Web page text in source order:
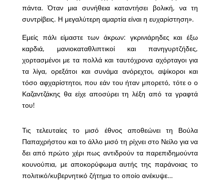
πάντα. Όταν μια συνήθεια καταντήσει βολική, να τη
συντρίβεις. Η μεγαλύτερη αμαρτία είναι η ευχαρίστηση».
Εμείς πάλι είμαστε των άκρων: γκρινιάρηδες και έξω
καρδιά, μανιοκαταθλιπτικοί και πανηγυρτζήδες,
χορτασμένοι με τα πολλά και ταυτόχρονα αχόρταγοι για
τα λίγα, ορεξάτοι και συνάμα ανόρεχτοι, αψίκοροι και
τόσο αφχαρίστητοι, που εάν του ήταν μπορετό, τότε ο ο
Καζαντζάκης θα είχε αποσύρει τη λέξη από τα γραφτά
του!
Τις τελευταίες το μισό έθνος αποθεώνει τη Βούλα
Παπαχρήστου και το άλλο μισό τη ρίχνει στο Νείλο για να
δει από πρώτο χέρι πως αντιδρούν τα παρεπιδημούντα
κουνούπια, με αποκορύφωμα αυτής της παράνοιας το
πολιτικό/κυβερνητικό ζήτημα το οποίο ανέκυψε…